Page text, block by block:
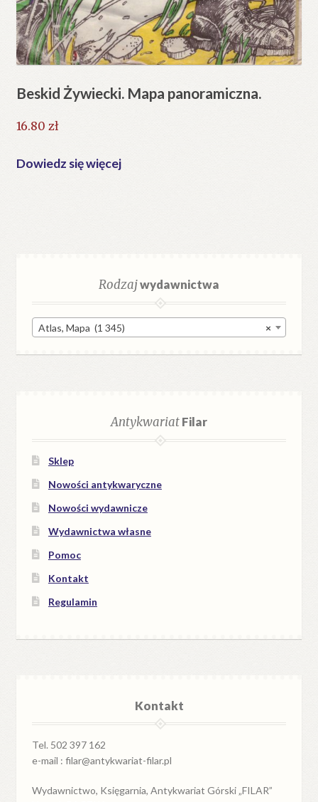
Beskid Żywiecki. Mapa panoramiczna.
16.80 zł
Dowiedz się więcej
Rodzajwydawnictwa
×
Atlas, Mapa (1 345)
AntykwariatFilar
Sklep
Nowości antykwaryczne
Nowości wydawnicze
Wydawnictwa własne
Pomoc
Kontakt
Regulamin
Kontakt
Tel. 502 397 162
e-mail : filar@antykwariat-filar.pl
Wydawnictwo, Księgarnia, Antykwariat Górski „FILAR”